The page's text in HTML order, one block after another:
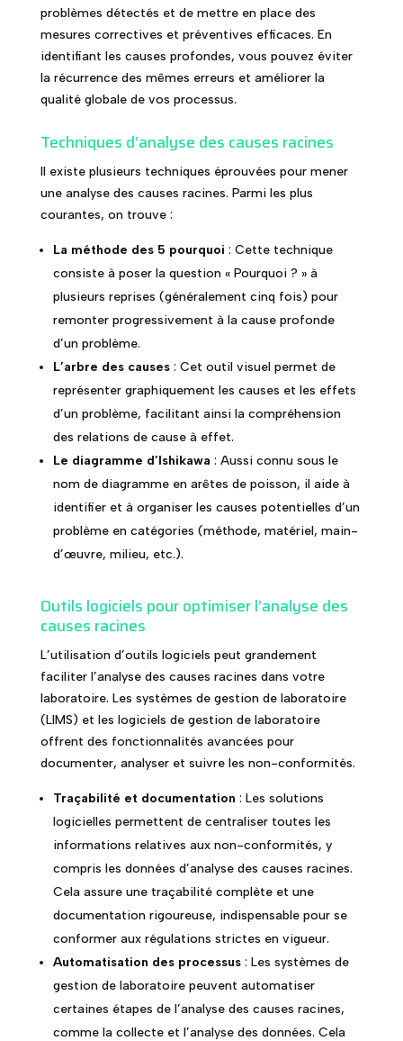
problèmes détectés et de mettre en place des
mesures correctives et préventives efficaces. En
identifiant les causes profondes, vous pouvez éviter
la récurrence des mêmes erreurs et améliorer la
qualité globale de vos processus.
Techniques d’analyse des causes racines
Il existe plusieurs techniques éprouvées pour mener
une analyse des causes racines. Parmi les plus
courantes, on trouve :
La méthode des 5 pourquoi : Cette technique
consiste à poser la question « Pourquoi ? » à
plusieurs reprises (généralement cinq fois) pour
remonter progressivement à la cause profonde
d’un problème.
L’arbre des causes: Cet outil visuel permet de
représenter graphiquement les causes et les effets
d’un problème, facilitant ainsi la compréhension
des relations de cause à effet.
Le diagramme d’Ishikawa : Aussi connu sous le
nom de diagramme en arêtes de poisson, il aide à
identifier et à organiser les causes potentielles d’un
problème en catégories (méthode, matériel, main-
d’œuvre, milieu, etc.).
Outils logiciels pour optimiser l’analyse des
causes racines
L’utilisation d’outils logiciels peut grandement
faciliter l’analyse des causes racines dans votre
laboratoire. Les systèmes de gestion de laboratoire
(LIMS) et les logiciels de gestion de laboratoire
offrent des fonctionnalités avancées pour
documenter, analyser et suivre les non-conformités.
Traçabilité et documentation : Les solutions
logicielles permettent de centraliser toutes les
informations relatives aux non-conformités, y
compris les données d’analyse des causes racines.
Cela assure une traçabilité complète et une
documentation rigoureuse, indispensable pour se
conformer aux régulations strictes en vigueur.
Automatisation des processus: Les systèmes de
gestion de laboratoire peuvent automatiser
certaines étapes de l’analyse des causes racines,
comme la collecte et l’analyse des données. Cela